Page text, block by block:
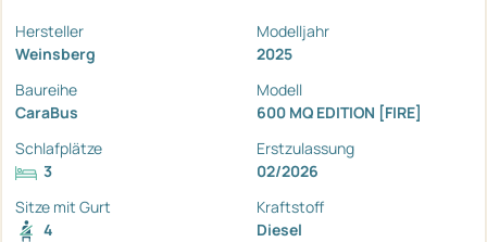
Hersteller
Weinsberg
Modelljahr
2025
Baureihe
CaraBus
Modell
600 MQ EDITION [FIRE]
Schlafplätze
3
Erstzulassung
02/2026
Sitze mit Gurt
4
Kraftstoff
Diesel